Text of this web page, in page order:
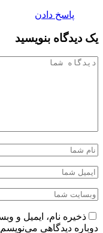
پاسخ دادن
یک دیدگاه بنویسید
ذخیره نام، ایمیل و
دوباره دیدگاهی